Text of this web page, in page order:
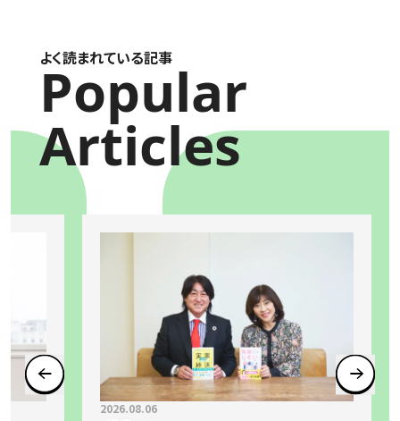
よく読まれている記事
Popular
Articles
2026.08.06